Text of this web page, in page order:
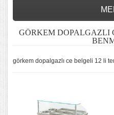
GÖRKEM DOPALGAZLI
görkem dopalgazlı ce belgeli 12 li